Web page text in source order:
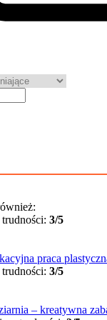
3/5
praca
3/5
– kreatywna